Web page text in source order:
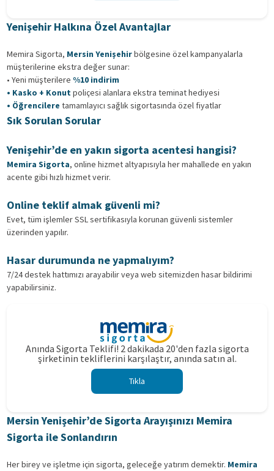
Yenişehir Halkına Özel Avantajlar
Memira Sigorta, Mersin Yenişehirbölgesine özel kampanyalarla
müşterilerine ekstra değer sunar:
• Yeni müşterilere %10 indirim
• Kasko + Konutpoliçesi alanlara ekstra teminat hediyesi
• Öğrencilere tamamlayıcı sağlık sigortasında özel fiyatlar
Sık Sorulan Sorular
Yenişehir’de en yakın sigorta acentesi hangisi?
Memira Sigorta, online hizmet altyapısıyla her mahallede en yakın
acente gibi hızlı hizmet verir.
Online teklif almak güvenli mi?
Evet, tüm işlemler SSL sertifikasıyla korunan güvenli sistemler
üzerinden yapılır.
Hasar durumunda ne yapmalıyım?
7/24 destek hattımızı arayabilir veya web sitemizden hasar bildirimi
yapabilirsiniz.
Anında Sigorta Teklifi! 2 dakikada 20'den fazla sigorta
şirketinin tekliflerini karşılaştır, anında satın al.
Tıkla
Mersin Yenişehir’de Sigorta Arayışınızı Memira
Sigorta ile Sonlandırın
Her birey ve işletme için sigorta, geleceğe yatırım demektir. Memira